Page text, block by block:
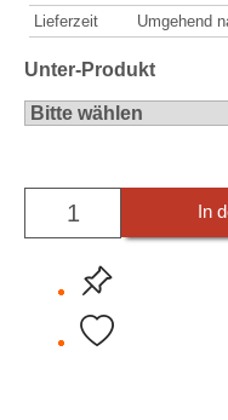
Lieferzeit
Umgehend
Unter-Produkt
In